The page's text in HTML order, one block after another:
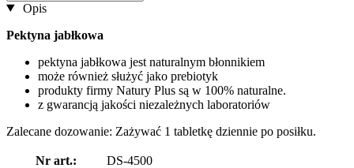
Opis
Pektyna jabłkowa
pektyna jabłkowa jest naturalnym błonnikiem
może również służyć jako prebiotyk
produkty firmy Natury Plus są w 100% naturalne.
z gwarancją jakości niezależnych laboratoriów
Zalecane dozowanie: Zażywać 1 tabletkę dziennie po posiłku.
Nr art.:
DS-4500